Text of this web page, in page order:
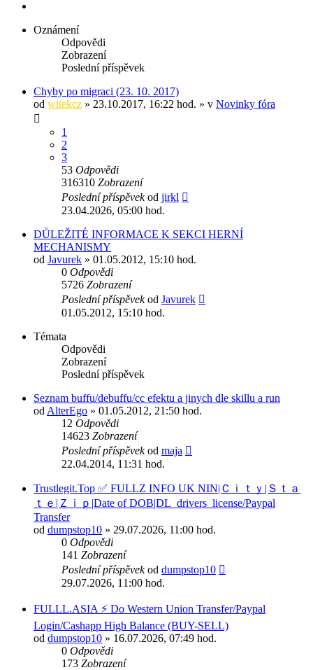
Oznámení
Odpovědi
Zobrazení
Poslední příspěvek
Chyby po migraci (23. 10. 2017)
od witekcz » 23.10.2017, 16:22 hod. » v Novinky fóra
1
2
3
53 Odpovědi
316310 Zobrazení
Poslední příspěvekod jirkl
23.04.2026, 05:00 hod.
DŮLEŽITÉ INFORMACE K SEKCI HERNÍ
MECHANISMY
od Javurek » 01.05.2012, 15:10 hod.
0 Odpovědi
5726 Zobrazení
Poslední příspěvekod Javurek
01.05.2012, 15:10 hod.
Témata
Odpovědi
Zobrazení
Poslední příspěvek
Seznam buffu/debuffu/cc efektu a jinych dle skillu a run
od AlterEgo » 01.05.2012, 21:50 hod.
12 Odpovědi
14623 Zobrazení
Poslední příspěvekod maja
22.04.2014, 11:31 hod.
Trustlegit.Top ✅ FULLZ INFO UK NIN|Ｃｉｔｙ|Ｓｔａ
ｔｅ|Ｚｉｐ|Date of DOB|DL_drivers_license/Paypal
Transfer
od dumpstop10 » 29.07.2026, 11:00 hod.
0 Odpovědi
141 Zobrazení
Poslední příspěvekod dumpstop10
29.07.2026, 11:00 hod.
FULLL.ASIA ⚡ Do Western Union Transfer/Paypal
Login/Cashapp High Balance (BUY-SELL)
od dumpstop10 » 16.07.2026, 07:49 hod.
0 Odpovědi
173 Zobrazení